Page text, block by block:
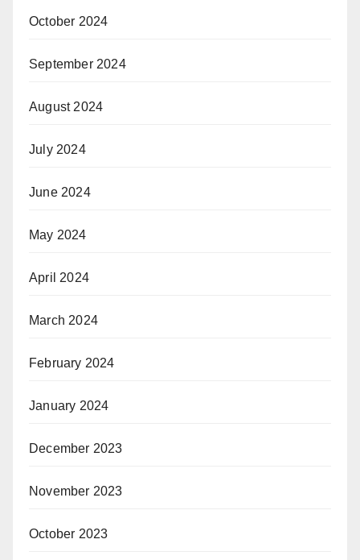
October 2024
September 2024
August 2024
July 2024
June 2024
May 2024
April 2024
March 2024
February 2024
January 2024
December 2023
November 2023
October 2023